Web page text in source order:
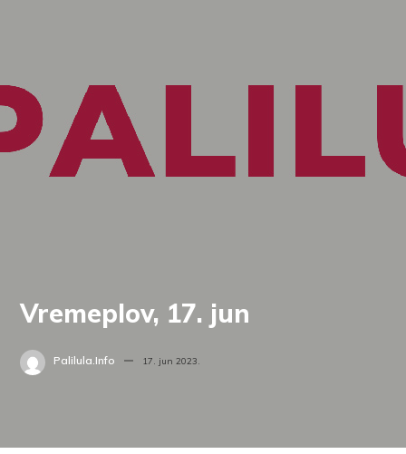
Vremeplov, 17. jun
Palilula.info 17. jun 2023.